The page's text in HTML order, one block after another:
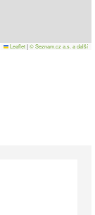
Leaflet|© Seznam.cz a.s. a další